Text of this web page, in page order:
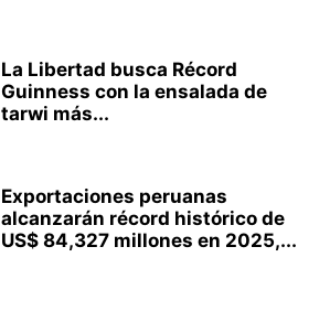
La Libertad busca Récord
Guinness con la ensalada de
tarwi más...
Exportaciones peruanas
alcanzarán récord histórico de
US$ 84,327 millones en 2025,...